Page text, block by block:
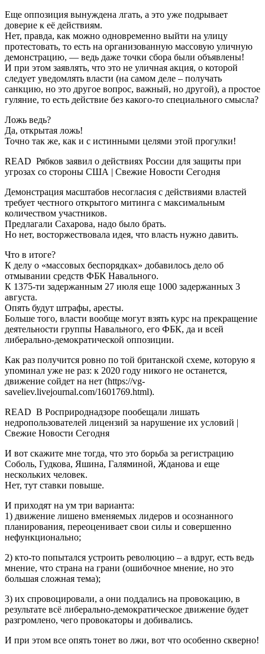
Еще оппозиция вынуждена лгать, а это уже подрывает
доверие к её действиям.
Нет, правда, как можно одновременно выйти на улицу
протестовать, то есть на организованную массовую уличную
демонстрацию, — ведь даже точки сбора были объявлены!
И при этом заявлять, что это не уличная акция, о которой
следует уведомлять власти (на самом деле – получать
санкцию, но это другое вопрос, важный, но другой), а простое
гуляние, то есть действие без какого-то специального смысла?
Ложь ведь?
Да, открытая ложь!
Точно так же, как и с истинными целями этой прогулки!
READ Рябков заявил о действиях России для защиты при
угрозах со стороны США | Свежие Новости Сегодня
Демонстрация масштабов несогласия с действиями властей
требует честного открытого митинга с максимальным
количеством участников.
Предлагали Сахарова, надо было брать.
Но нет, восторжествовала идея, что власть нужно давить.
Что в итоге?
К делу о «массовых беспорядках» добавилось дело об
отмывании средств ФБК Навального.
К 1375-ти задержанным 27 июля еще 1000 задержанных 3
августа.
Опять будут штрафы, аресты.
Больше того, власти вообще могут взять курс на прекращение
деятельности группы Навального, его ФБК, да и всей
либерально-демократической оппозиции.
Как раз получится ровно по той британской схеме, которую я
упоминал уже не раз: к 2020 году никого не останется,
движение сойдет на нет (https://vg-
saveliev.livejournal.com/1601769.html).
READ В Росприроднадзоре пообещали лишать
недропользователей лицензий за нарушение их условий |
Свежие Новости Сегодня
И вот скажите мне тогда, что это борьба за регистрацию
Соболь, Гудкова, Яшина, Галяминой, Жданова и еще
нескольких человек.
Нет, тут ставки повыше.
И приходят на ум три варианта:
1) движение лишено вменяемых лидеров и осознанного
планирования, переоценивает свои силы и совершенно
нефункционально;
2) кто-то попытался устроить революцию – а вдруг, есть ведь
мнение, что страна на грани (ошибочное мнение, но это
большая сложная тема);
3) их спровоцировали, а они поддались на провокацию, в
результате всё либерально-демократическое движение будет
разгромлено, чего провокаторы и добивались.
И при этом все опять тонет во лжи, вот что особенно скверно!